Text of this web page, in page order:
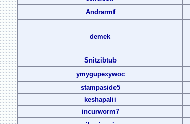
Andrarmf
demek
Snitzibtub
ymygupexywoc
stampaside5
keshapalii
incurworm7